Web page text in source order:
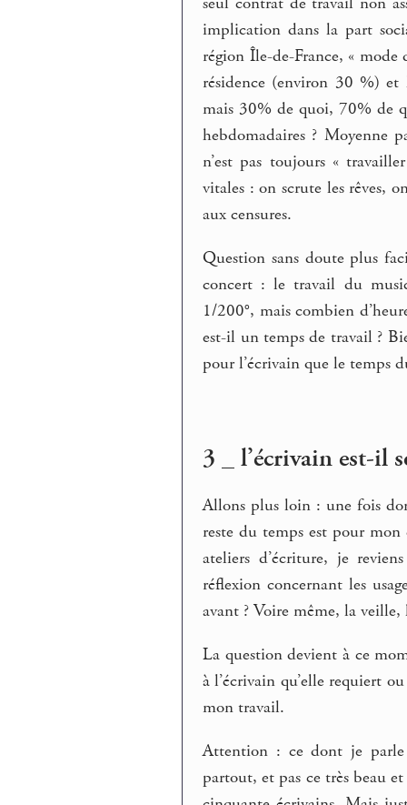
implication dans la part
région Île-de-France, «
résidence (environ 30 %)
mais 30% de quoi, 70% de
hebdomadaires ? Moyenne
n’est pas toujours «
vitales : on scrute les rêves,
aux censures.
Question sans doute plus
concert : le travail du
1/200°, mais combien
est-il un temps de travail ?
pour l’écrivain que le temps
3 _ l’écrivain est-il
Allons plus loin : une fois
reste du temps est pour
ateliers d’écriture, je
réflexion concernant les
avant ? Voire même, la veille,
La question devient à ce
à l’écrivain qu’elle requiert
mon travail.
Attention : ce dont je parle
partout, et pas ce très beau